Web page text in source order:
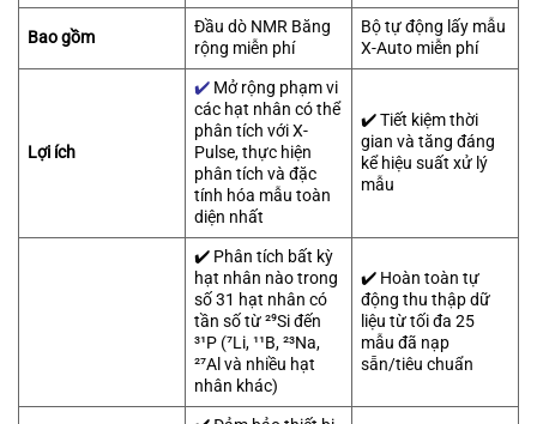
Bao gồm
Đầu dò NMR Băng
rộng miễn phí
Bộ tự động lấy mẫu
X-Auto miễn phí
Lợi ích
✔️ Mở rộng phạm vi
các hạt nhân có thể
phân tích với X-
Pulse, thực hiện
phân tích và đặc
tính hóa mẫu toàn
diện nhất
✔️ Tiết kiệm thời
gian và tăng đáng
kể hiệu suất xử lý
mẫu
✔️ Phân tích bất kỳ
hạt nhân nào trong
số 31 hạt nhân có
tần số từ ²⁹Si đến
³¹P (⁷Li, ¹¹B, ²³Na,
²⁷Al và nhiều hạt
nhân khác)
✔️ Hoàn toàn tự
động thu thập dữ
liệu từ tối đa 25
mẫu đã nạp
sẵn/tiêu chuẩn